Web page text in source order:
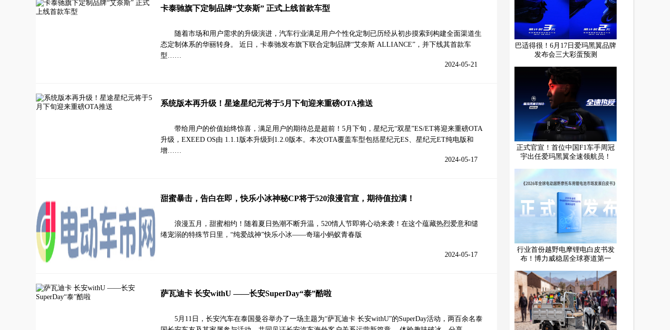
卡泰驰旗下定制品牌“艾奈斯” 正式上线首款车型
随着市场和用户需求的升级演进，汽车行业满足用户个性化定制已历经从初步摸索到构建全面渠道生
态定制体系的华丽转身。 近日，卡泰驰发布旗下联合定制品牌“艾奈斯 ALLIANCE”，并下线其首款车
型……
2024-05-21
系统版本再升级！星途星纪元将于5月下旬迎来重磅OTA推送
带给用户的价值始终惊喜，满足用户的期待总是超前！5月下旬，星纪元“双星”ES/ET将迎来重磅OTA
升级，EXEED OS由 1.1.1版本升级到1.2.0版本。本次OTA覆盖车型包括星纪元ES、星纪元ET纯电版和
增……
2024-05-17
甜蜜暴击，告白在即，快乐小冰神秘CP将于520浪漫官宣，期待值拉满！
浪漫五月，甜蜜相约！随着夏日热潮不断升温，520情人节即将心动来袭！在这个蕴藏热烈爱意和缱
绻宠溺的特殊节日里，“纯爱战神”快乐小冰——奇瑞小蚂蚁青春版
2024-05-17
萨瓦迪卡 长安withU ——长安SuperDay“泰”酷啦
5月11日，长安汽车在泰国曼谷举办了一场主题为“萨瓦迪卡 长安withU”的SuperDay活动，两百余名泰
巴适得很！6月17日爱玛黑翼品牌
发布会三大彩蛋预测
正式官宣！首位中国F1车手周冠
宇出任爱玛黑翼全速领航员！
行业首份越野电摩锂电白皮书发
布！博力威稳居全球赛道第一